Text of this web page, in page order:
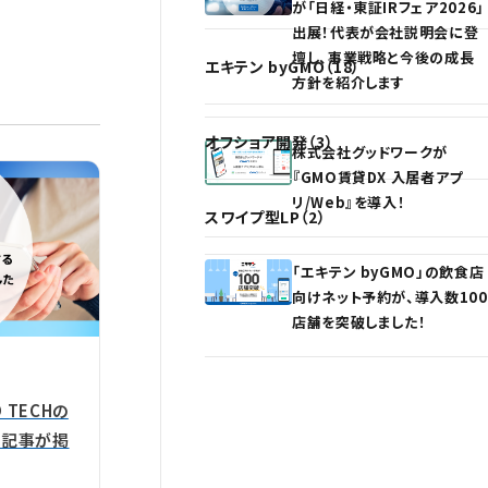
TECHの
事が掲
エキテン byGMO（18）
オフショア開発（3）
スワイプ型LP（2）
が「日経・東証IRフェア2026」
出展！代表が会社説明会に登
壇し、事業戦略と今後の成長
方針を紹介します
株式会社グッドワークが
『GMO賃貸DX 入居者アプ
リ/Web』を導入！
「エキテン byGMO」の飲食店
向けネット予約が、導入数100
店舗を突破しました！